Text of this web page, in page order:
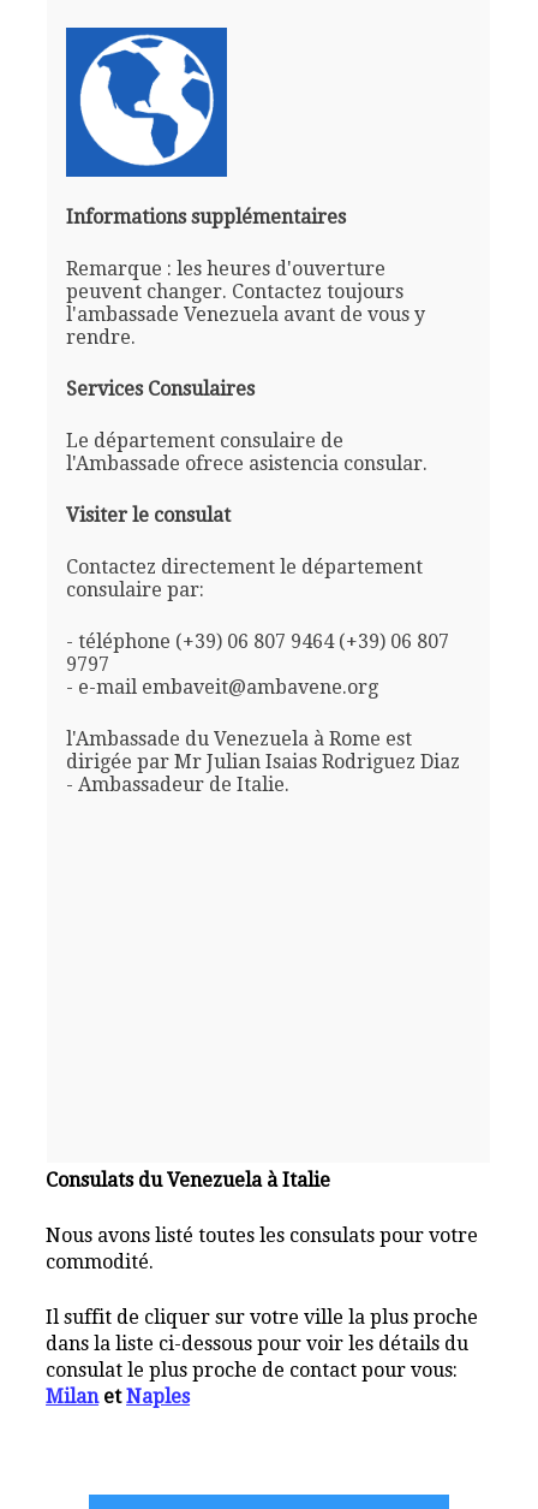
Informations supplémentaires
Remarque : les heures d'ouverture
peuvent changer. Contactez toujours
l'ambassade Venezuela avant de vous y
rendre.
Services Consulaires
Le département consulaire de
l'Ambassade ofrece asistencia consular.
Visiter le consulat
Contactez directement le département
consulaire par:
- téléphone (+39) 06 807 9464 (+39) 06 807
9797
- e-mail embaveit@ambavene.org
l'Ambassade du Venezuela à Rome est
dirigée par Mr Julian Isaias Rodriguez Diaz
- Ambassadeur de Italie.
Consulats du Venezuela à Italie
Nous avons listé toutes les consulats pour votre
commodité.
Il suffit de cliquer sur votre ville la plus proche
dans la liste ci-dessous pour voir les détails du
consulat le plus proche de contact pour vous:
MilanetNaples